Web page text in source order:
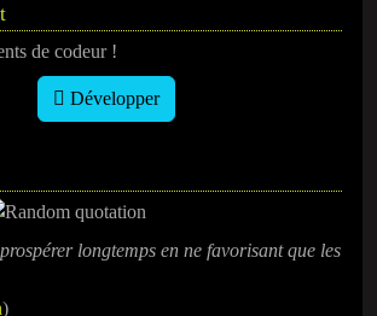
de codeur !
Développer
longtemps en ne favorisant que les
)